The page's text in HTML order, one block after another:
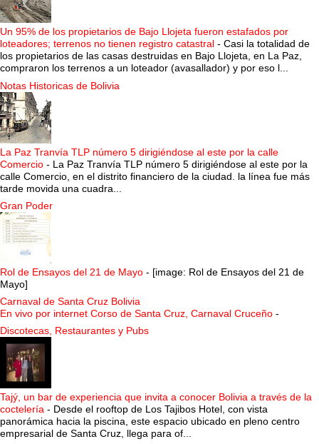
Un 95% de los propietarios de Bajo Llojeta fueron estafados por
loteadores; terrenos no tienen registro catastral - Casi la totalidad de
los propietarios de las casas destruidas en Bajo Llojeta, en La Paz,
compraron los terrenos a un loteador (avasallador) y por eso l...
Notas Historicas de Bolivia
La Paz Tranvía TLP número 5 dirigiéndose al este por la calle
Comercio - La Paz Tranvía TLP número 5 dirigiéndose al este por la
calle Comercio, en el distrito financiero de la ciudad. la línea fue más
tarde movida una cuadra...
Gran Poder
Rol de Ensayos del 21 de Mayo - [image: Rol de Ensayos del 21 de
Mayo]
Carnaval de Santa Cruz Bolivia
En vivo por internet Corso de Santa Cruz, Carnaval Cruceño -
Discotecas, Restaurantes y Pubs
Tajý, un bar de experiencia que invita a conocer Bolivia a través de la
coctelería - Desde el rooftop de Los Tajibos Hotel, con vista
panorámica hacia la piscina, este espacio ubicado en pleno centro
empresarial de Santa Cruz, llega para of...